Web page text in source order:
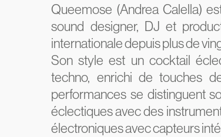
Queemose (Andrea Calella)
sound designer, DJ et
internationale depuis plus de
Son style est un cocktail
techno, enrichi de touches
performances se distinguent
éclectiques avec des
électroniques avec capteurs